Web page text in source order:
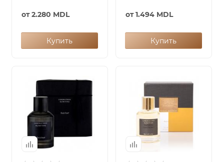
от2.280 MDL
Купить
от1.494 MDL
Купить